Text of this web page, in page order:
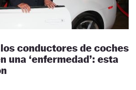
conductores de coches
‘enfermedad’: esta